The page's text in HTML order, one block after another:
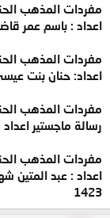
مفردات المذهب
اعداد : باسم عمر قاضي
مفردات المذهب
اعداد: حنان بنت عيسى
مفردات المذهب
رسالة ماجستير اعداد :
مفردات المذهب
اعداد : عبد المتين
1423